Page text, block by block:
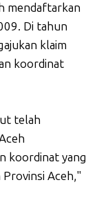
mendaftarkan
Di tahun
klaim
koordinat
telah
koordinat yang
Aceh,"